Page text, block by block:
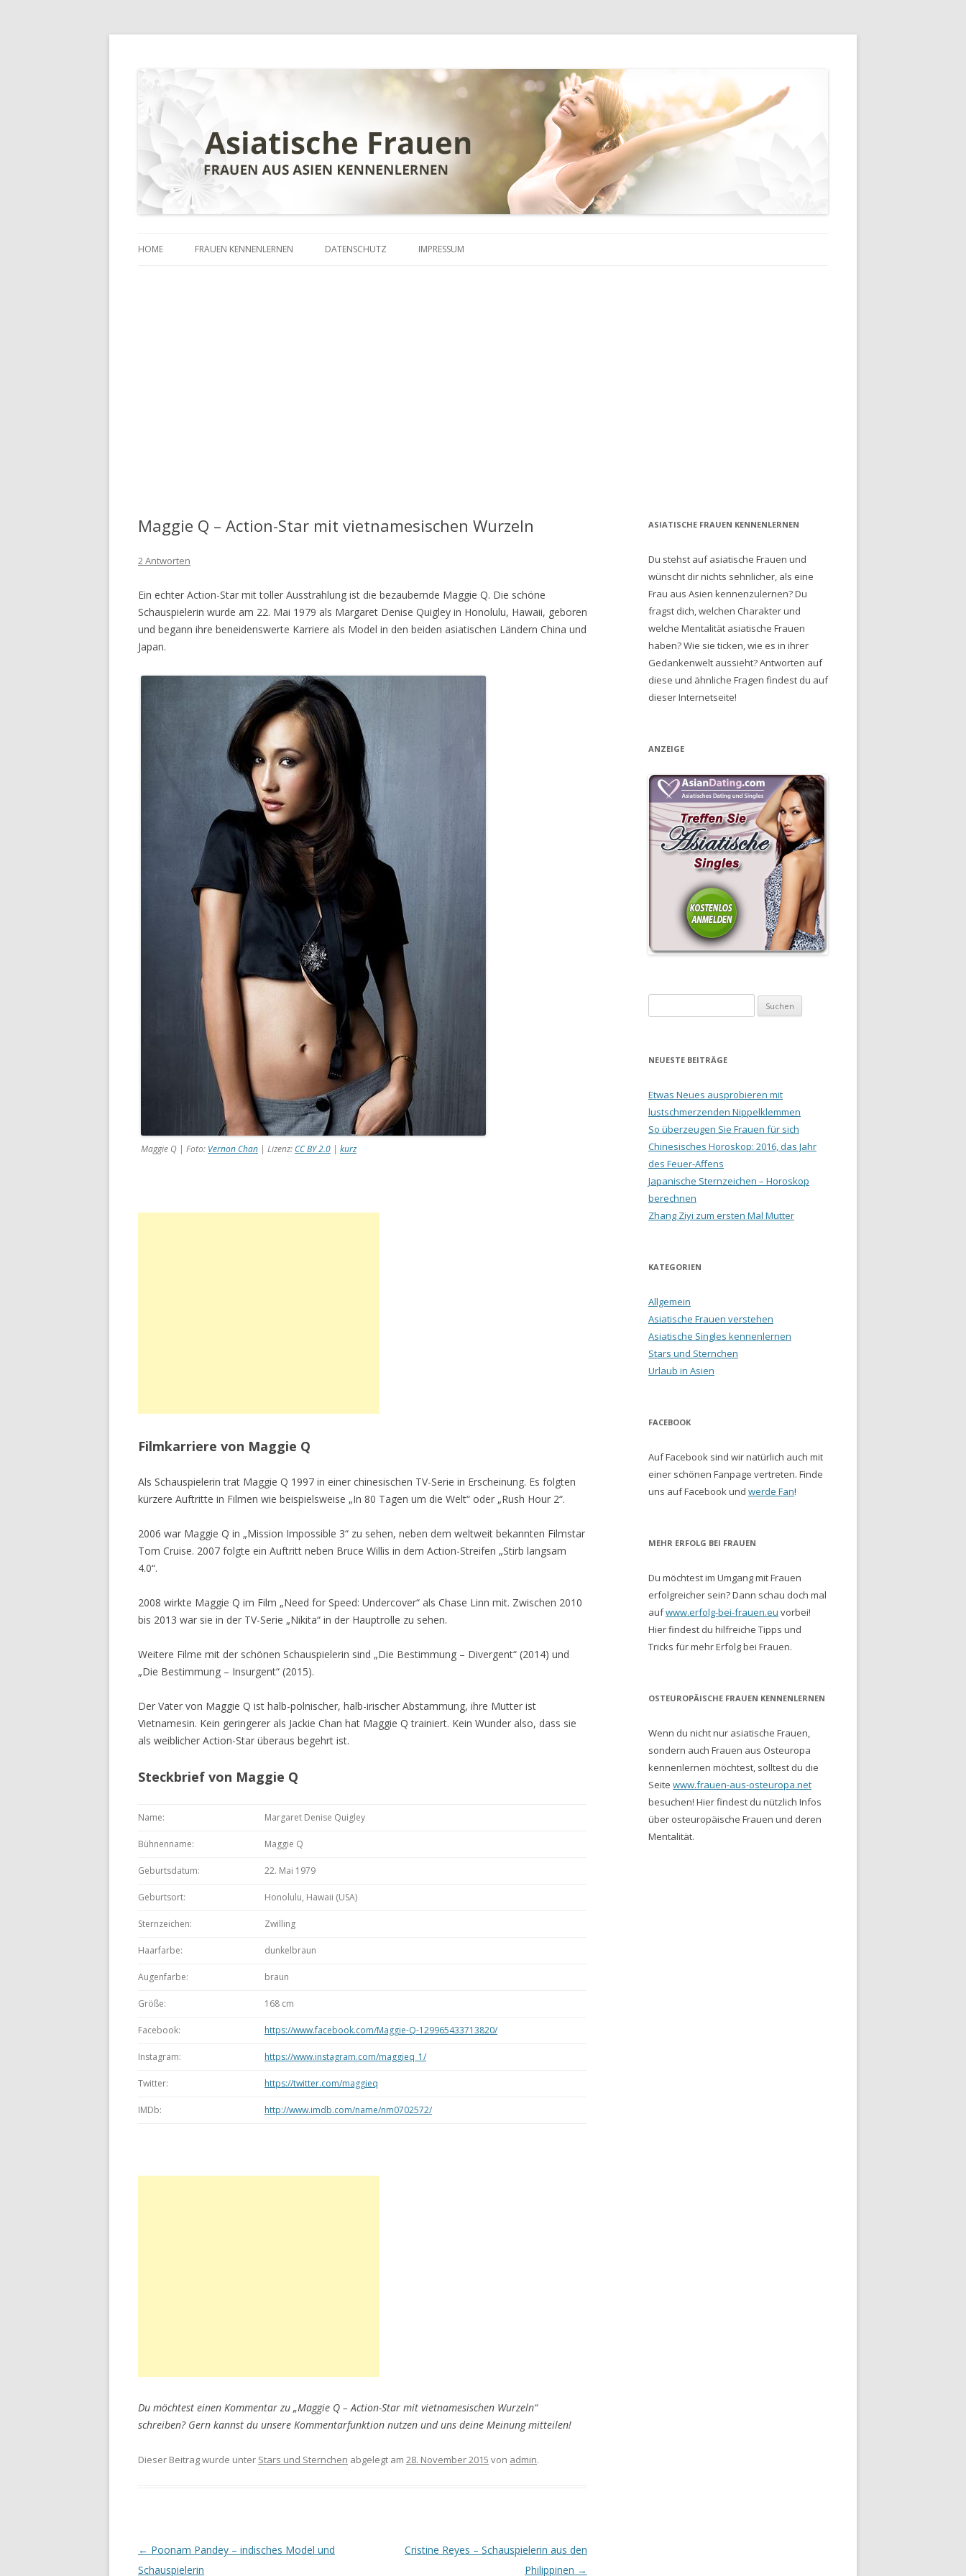
HOME FRAUEN KENNENLERNEN DATENSCHUTZ IMPRESSUM
Maggie Q – Action-Star mit vietnamesischen Wurzeln
2 Antworten
Ein echter Action-Star mit toller Ausstrahlung ist die bezaubernde Maggie Q. Die schöne
Schauspielerin wurde am 22. Mai 1979 als Margaret Denise Quigley in Honolulu, Hawaii, geboren
und begann ihre beneidenswerte Karriere als Model in den beiden asiatischen Ländern China und
Japan.
Maggie Q | Foto: Vernon Chan | Lizenz: CC BY 2.0 | kurz
Filmkarriere von Maggie Q
Als Schauspielerin trat Maggie Q 1997 in einer chinesischen TV-Serie in Erscheinung. Es folgten
kürzere Auftritte in Filmen wie beispielsweise „In 80 Tagen um die Welt“ oder „Rush Hour 2“.
2006 war Maggie Q in „Mission Impossible 3“ zu sehen, neben dem weltweit bekannten Filmstar
Tom Cruise. 2007 folgte ein Auftritt neben Bruce Willis in dem Action-Streifen „Stirb langsam
4.0“.
2008 wirkte Maggie Q im Film „Need for Speed: Undercover“ als Chase Linn mit. Zwischen 2010
bis 2013 war sie in der TV-Serie „Nikita“ in der Hauptrolle zu sehen.
Weitere Filme mit der schönen Schauspielerin sind „Die Bestimmung – Divergent“ (2014) und
„Die Bestimmung – Insurgent“ (2015).
Der Vater von Maggie Q ist halb-polnischer, halb-irischer Abstammung, ihre Mutter ist
Vietnamesin. Kein geringerer als Jackie Chan hat Maggie Q trainiert. Kein Wunder also, dass sie
als weiblicher Action-Star überaus begehrt ist.
Steckbrief von Maggie Q
Name: Margaret Denise Quigley
Bühnenname: Maggie Q
Geburtsdatum: 22. Mai 1979
Geburtsort: Honolulu, Hawaii (USA)
Sternzeichen: Zwilling
Haarfarbe: dunkelbraun
Augenfarbe: braun
Größe: 168 cm
Facebook: https://www.facebook.com/Maggie-Q-129965433713820/
Instagram: https://www.instagram.com/maggieq_1/
Twitter: https://twitter.com/maggieq
IMDb: http://www.imdb.com/name/nm0702572/
Du möchtest einen Kommentar zu „Maggie Q – Action-Star mit vietnamesischen Wurzeln“
schreiben? Gern kannst du unsere Kommentarfunktion nutzen und uns deine Meinung mitteilen!
Dieser Beitrag wurde unter Stars und Sternchen abgelegt am 28. November 2015 von admin.
Artikel-
Navigation
← Poonam Pandey – indisches Model und
Schauspielerin
Cristine Reyes – Schauspielerin aus den
Philippinen →
ASIATISCHE FRAUEN KENNENLERNEN
Du stehst auf asiatische Frauen und
wünscht dir nichts sehnlicher, als eine
Frau aus Asien kennenzulernen? Du
fragst dich, welchen Charakter und
welche Mentalität asiatische Frauen
haben? Wie sie ticken, wie es in ihrer
Gedankenwelt aussieht? Antworten auf
diese und ähnliche Fragen findest du auf
dieser Internetseite!
ANZEIGE
nach:
NEUESTE BEITRÄGE
Etwas Neues ausprobieren mit
lustschmerzenden Nippelklemmen
So überzeugen Sie Frauen für sich
Chinesisches Horoskop: 2016, das Jahr
des Feuer-Affens
Japanische Sternzeichen – Horoskop
berechnen
Zhang Ziyi zum ersten Mal Mutter
KATEGORIEN
Allgemein
Asiatische Frauen verstehen
Asiatische Singles kennenlernen
Stars und Sternchen
Urlaub in Asien
FACEBOOK
Auf Facebook sind wir natürlich auch mit
einer schönen Fanpage vertreten. Finde
uns auf Facebook und werde Fan!
MEHR ERFOLG BEI FRAUEN
Du möchtest im Umgang mit Frauen
erfolgreicher sein? Dann schau doch mal
aufwww.erfolg-bei-frauen.eu vorbei!
Hier findest du hilfreiche Tipps und
Tricks für mehr Erfolg bei Frauen.
OSTEUROPÄISCHE FRAUEN KENNENLERNEN
Wenn du nicht nur asiatische Frauen,
sondern auch Frauen aus Osteuropa
kennenlernen möchtest, solltest du die
Seite www.frauen-aus-osteuropa.net
besuchen! Hier findest du nützlich Infos
über osteuropäische Frauen und deren
Mentalität.